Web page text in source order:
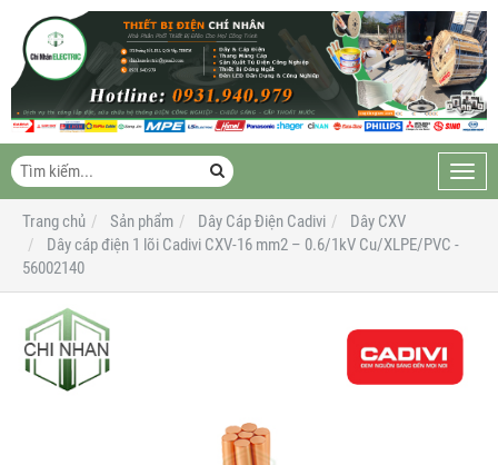
Trang chủ
Sản phẩm Dây Cáp Điện Cadivi
Dây CXV
Dây cáp điện 1 lõi Cadivi CXV-16 mm2 – 0.6/1kV Cu/XLPE/PVC -
56002140